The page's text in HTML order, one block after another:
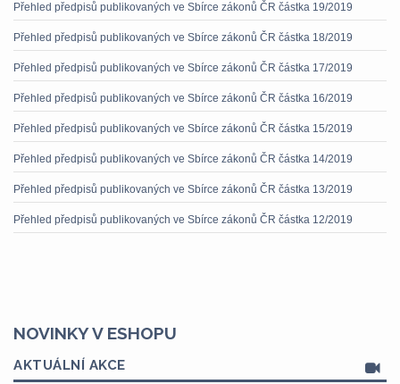
Přehled předpisů publikovaných ve Sbírce zákonů ČR částka 19/2019
Přehled předpisů publikovaných ve Sbírce zákonů ČR částka 18/2019
Přehled předpisů publikovaných ve Sbírce zákonů ČR částka 17/2019
Přehled předpisů publikovaných ve Sbírce zákonů ČR částka 16/2019
Přehled předpisů publikovaných ve Sbírce zákonů ČR částka 15/2019
Přehled předpisů publikovaných ve Sbírce zákonů ČR částka 14/2019
Přehled předpisů publikovaných ve Sbírce zákonů ČR částka 13/2019
Přehled předpisů publikovaných ve Sbírce zákonů ČR částka 12/2019
NOVINKY V ESHOPU
AKTUÁLNÍ AKCE